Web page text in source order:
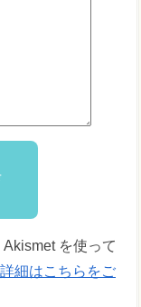
を使って
細はこちらをご